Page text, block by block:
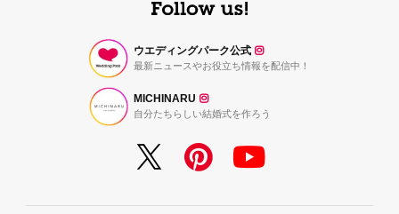
ウエディングパーク公式
最新ニュースやお役立ち情報を配信中！
MICHINARU
自分たちらしい結婚式を作ろう